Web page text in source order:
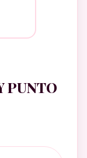
PUNTO